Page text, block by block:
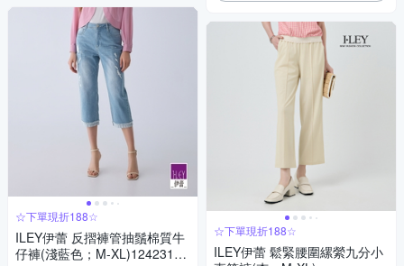
☆下單現折188☆
ILEY伊蕾 反摺褲管抽鬚棉質牛
仔褲(淺藍色；M-XL)12423186
☆下單現折188☆
ILEY伊蕾 鬆緊腰圍縲縈九分小